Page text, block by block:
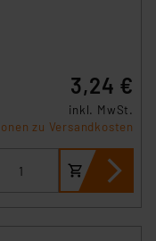
3,24 €
inkl. MwSt.
zu Versandkosten